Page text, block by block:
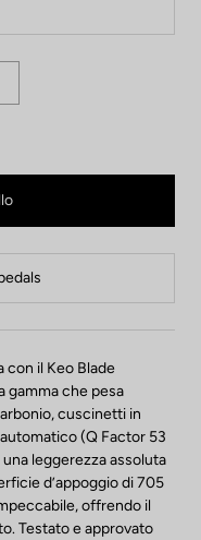
con il Keo Blade
gamma che pesa
cuscinetti in
(Q Factor 53
leggerezza assoluta
d’appoggio di 705
offrendo il
Testato e approvato